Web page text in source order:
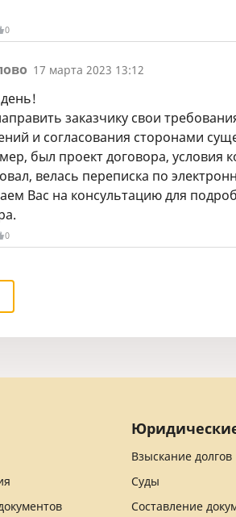
0
17 марта 2023 13:12
заказчику свои
и согласования сторонами
был проект договора, условия
велась переписка по
Вас на консультацию для
0
Взыскание долгов
Суды
Составление